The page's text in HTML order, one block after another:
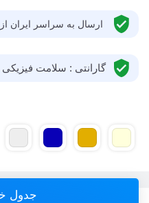
ارسال به سراسر ایران از طریق
گارانتی : سلامت فیزیکی
جدول